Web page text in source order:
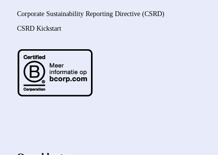
Corporate Sustainability Reporting Directive (CSRD)
CSRD Kickstart